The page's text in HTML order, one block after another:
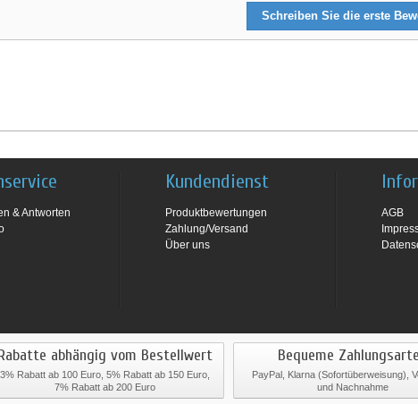
Schreiben Sie die erste
& Antworten
Kundendienst
Produktbewertungen
Zahlung/Versand
Über uns
AGB
abhängig vom Bestellwert
3% Rabatt ab 100 Euro, 5% Rabatt ab 150 Euro,
7% Rabatt ab 200 Euro
Bequeme
PayPal, Klarna (Sofortüberweisung),
und Nachnahme